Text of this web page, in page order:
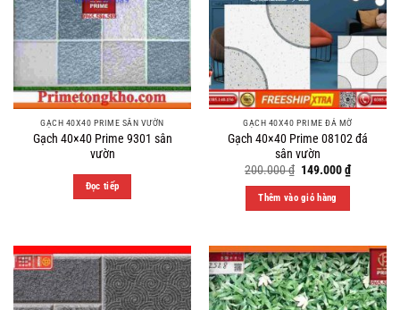
GẠCH 40X40 PRIME SÂN VƯỜN
Gạch 40×40 Prime 9301 sân
vườn
Đọc tiếp
GẠCH 40X40 PRIME ĐÁ MỜ
Gạch 40×40 Prime 08102 đá
sân vườn
200.000₫ Original
was:
200.000 ₫.
149.000₫Current
price
Thêm vào giỏ hàng